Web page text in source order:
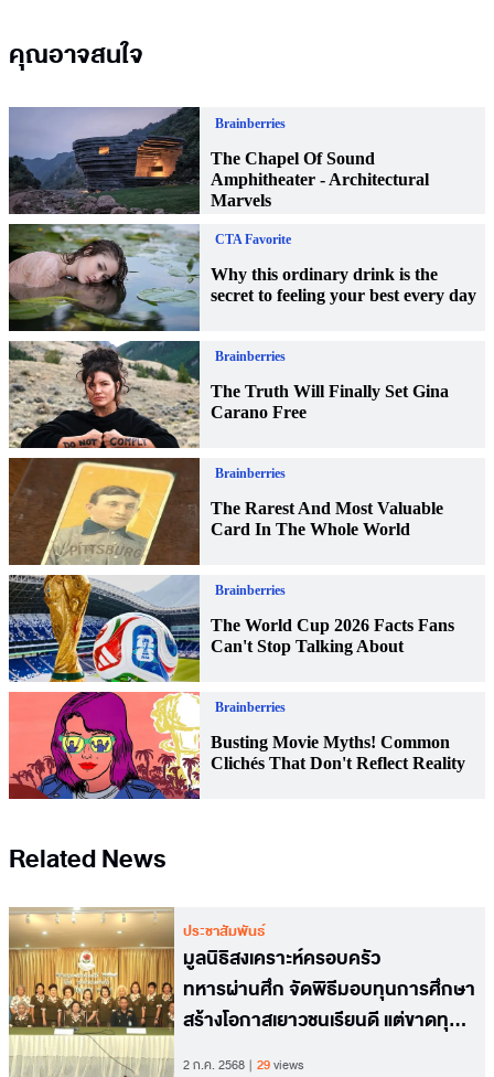
คุณอาจสนใจ
Related News
ประชาสัมพันธ์
มูลนิธิสงเคราะห์ครอบครัว
ทหารผ่านศึก จัดพิธีมอบทุนการศึกษา
สร้างโอกาสเยาวชนเรียนดี แต่ขาดทุน
2 ก.ค. 2568 29views